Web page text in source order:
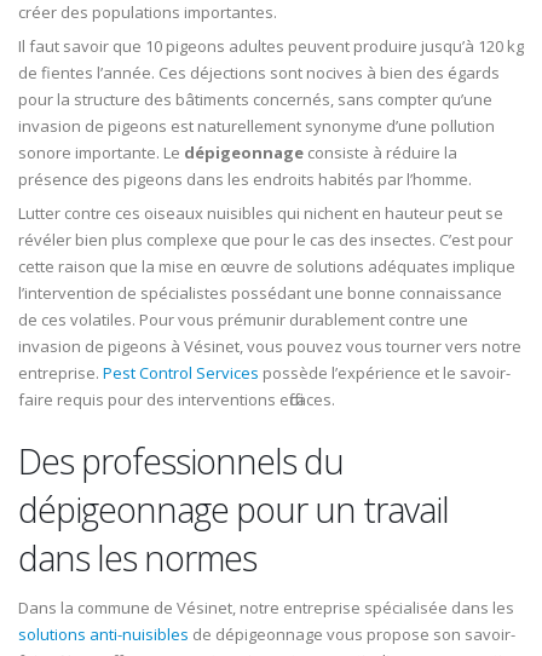
créer des populations importantes.
Il faut savoir que 10 pigeons adultes peuvent produire jusqu’à 120 kg
de fientes l’année. Ces déjections sont nocives à bien des égards
pour la structure des bâtiments concernés, sans compter qu’une
invasion de pigeons est naturellement synonyme d’une pollution
sonore importante. Le dépigeonnage consiste à réduire la
présence des pigeons dans les endroits habités par l’homme.
Lutter contre ces oiseaux nuisibles qui nichent en hauteur peut se
révéler bien plus complexe que pour le cas des insectes. C’est pour
cette raison que la mise en œuvre de solutions adéquates implique
l’intervention de spécialistes possédant une bonne connaissance
de ces volatiles. Pour vous prémunir durablement contre une
invasion de pigeons à Vésinet, vous pouvez vous tourner vers notre
entreprise. Pest Control Services possède l’expérience et le savoir-
faire requis pour des interventions efficaces.
Des professionnels du
dépigeonnage pour un travail
dans les normes
Dans la commune de Vésinet, notre entreprise spécialisée dans les
solutions anti-nuisibles de dépigeonnage vous propose son savoir-